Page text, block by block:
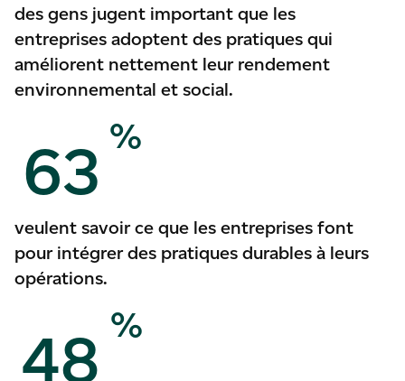
des gens jugent important que les
entreprises adoptent des pratiques qui
améliorent nettement leur rendement
environnemental et social.
63 %
veulent savoir ce que les entreprises font
pour intégrer des pratiques durables à leurs
opérations.
48 %